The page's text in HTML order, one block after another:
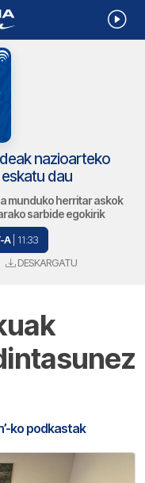
nazioarteko
dau
munduko herritar askok
sarbide egokirik
A | 11:33
DESKARGATU
ko podkastak